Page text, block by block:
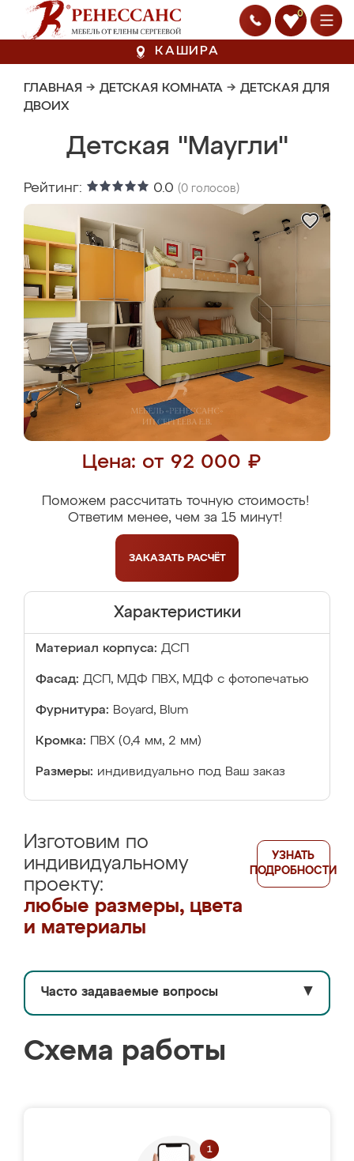
0
КАШИРА
ГЛАВНАЯ → ДЕТСКАЯ КОМНАТА → ДЕТСКАЯ ДЛЯ
ДВОИХ
Детская "Маугли"
Рейтинг: 0.0 (0 голосов)
Цена: от 92 000 ₽
Поможем рассчитать точную стоимость!
Ответим менее, чем за 15 минут!
ЗАКАЗАТЬ РАСЧЁТ
Характеристики
Материал корпуса: ДСП
Фасад: ДСП, МДФ ПВХ, МДФ с фотопечатью
Фурнитура: Boyard, Blum
Кромка: ПВХ (0,4 мм, 2 мм)
Размеры: индивидуально под Ваш заказ
Изготовим по
индивидуальному
проекту:
любые размеры, цвета
и материалы
УЗНАТЬ
ПОДРОБНОСТИ
Часто задаваемые вопросы ▼
Схема работы